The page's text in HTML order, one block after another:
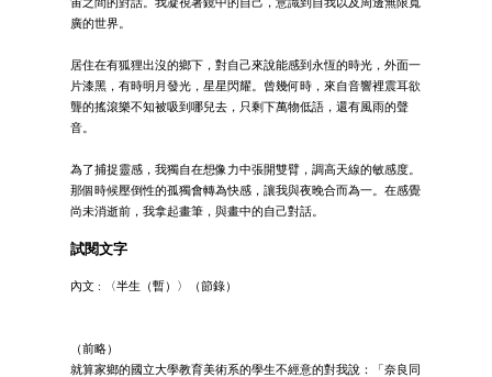
宙之間的對話。我凝視著鏡中的自己，意識到自我以及周邊無限寬
廣的世界。
居住在有狐狸出沒的鄉下，對自己來說能感到永恆的時光，外面一
片漆黑，有時明月發光，星星閃耀。曾幾何時，來自音響裡震耳欲
聾的搖滾樂不知被吸到哪兒去，只剩下萬物低語，還有風雨的聲
音。
為了捕捉靈感，我獨自在想像力中張開雙臂，調高天線的敏感度。
那個時候壓倒性的孤獨會轉為快感，讓我與夜晚合而為一。在感覺
尚未消逝前，我拿起畫筆，與畫中的自己對話。
試閱文字
內文 : 〈半生（暫）〉（節錄）
（前略）
就算家鄉的國立大學教育美術系的學生不經意的對我說：「奈良同